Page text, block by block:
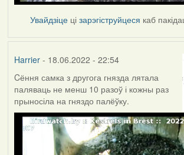
Увайдзіце цізарэгіструйцеся каб
Harrier- 18.06.2022 - 22:54
Cёння самка з другога гнязда лятала
паляваць не менш 10 разоў і кожны раз
прыносіла на гняздо палёўку.